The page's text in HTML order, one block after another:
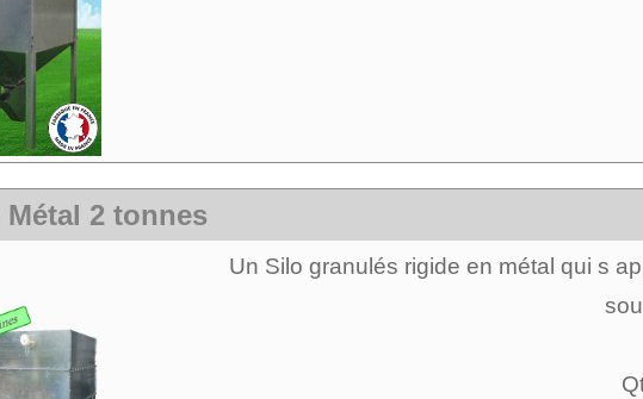
2 tonnes
Un Silo granulés rigide en métal qui s